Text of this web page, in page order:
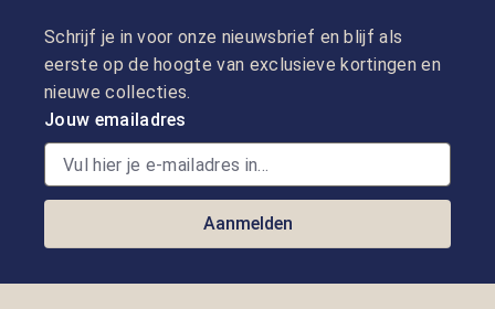
Schrijf je in voor onze nieuwsbrief en blijf als
eerste op de hoogte van exclusieve kortingen en
nieuwe collecties.
Jouw emailadres
Aanmelden